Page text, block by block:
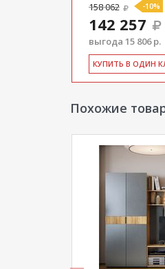
158 062 -10%
142 257
выгода 15 806 р.
КУ­ПИТЬ В ОДИН
Похожие